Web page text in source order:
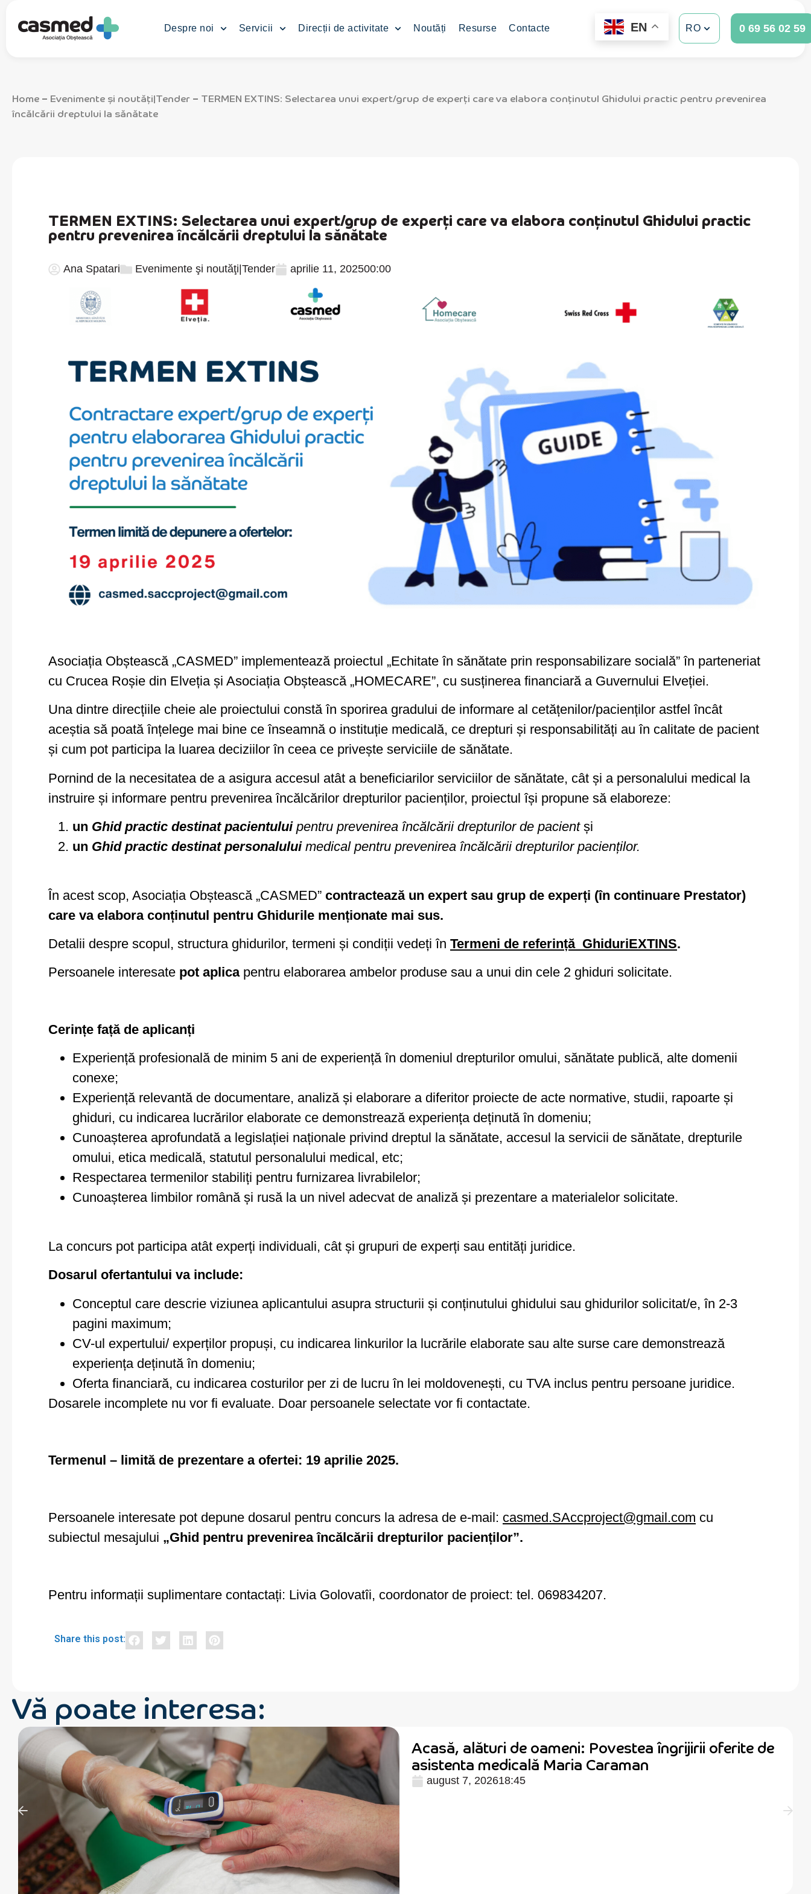
Despre noi Servicii Direcții de activitate Noutăți Resurse Contacte EN RO 0 69 56 02 59
Home – Evenimente şi noutăţi|Tender – TERMEN EXTINS: Selectarea unui expert/grup de experți care va elabora conținutul Ghidului practic pentru prevenirea
încălcării dreptului la sănătate
TERMEN EXTINS: Selectarea unui expert/grup de experți care va elabora conținutul Ghidului practic
pentru prevenirea încălcării dreptului la sănătate
Ana Spatari Evenimente şi noutăţi|Tender aprilie 11, 202500:00
Asociația Obștească „CASMED” implementează proiectul „Echitate în sănătate prin responsabilizare socială” în parteneriat
cu Crucea Roșie din Elveția și Asociația Obștească „HOMECARE”, cu susținerea financiară a Guvernului Elveției.
Una dintre direcțiile cheie ale proiectului constă în sporirea gradului de informare al cetățenilor/pacienților astfel încât
aceștia să poată înțelege mai bine ce înseamnă o instituție medicală, ce drepturi și responsabilități au în calitate de pacient
și cum pot participa la luarea deciziilor în ceea ce privește serviciile de sănătate.
Pornind de la necesitatea de a asigura accesul atât a beneficiarilor serviciilor de sănătate, cât și a personalului medical la
instruire și informare pentru prevenirea încălcărilor drepturilor pacienților, proiectul își propune să elaboreze:
un Ghid practic destinat pacientuluipentru prevenirea încălcării drepturilor de pacientși
un Ghid practic destinat personaluluimedical pentru prevenirea încălcării drepturilor pacienților.
În acest scop, Asociația Obștească „CASMED” contractează un expert sau grup de experți (în continuare Prestator)
care va elabora conținutul pentru Ghidurile menționate mai sus.
Detalii despre scopul, structura ghidurilor, termeni și condiții vedeți în Termeni de referință_GhiduriEXTINS.
Persoanele interesate pot aplicapentru elaborarea ambelor produse sau a unui din cele 2 ghiduri solicitate.
Cerințe față de aplicanți
Experiență profesională de minim 5 ani de experiență în domeniul drepturilor omului, sănătate publică, alte domenii
conexe;
Experiență relevantă de documentare, analiză și elaborare a diferitor proiecte de acte normative, studii, rapoarte și
ghiduri, cu indicarea lucrărilor elaborate ce demonstrează experiența deținută în domeniu;
Cunoașterea aprofundată a legislației naționale privind dreptul la sănătate, accesul la servicii de sănătate, drepturile
omului, etica medicală, statutul personalului medical, etc;
Respectarea termenilor stabiliți pentru furnizarea livrabilelor;
Cunoașterea limbilor română și rusă la un nivel adecvat de analiză și prezentare a materialelor solicitate.
La concurs pot participa atât experți individuali, cât și grupuri de experți sau entități juridice.
Dosarul ofertantului va include:
Conceptul care descrie viziunea aplicantului asupra structurii și conținutului ghidului sau ghidurilor solicitat/e, în 2-3
pagini maximum;
CV-ul expertului/ experților propuși, cu indicarea linkurilor la lucrările elaborate sau alte surse care demonstrează
experiența deținută în domeniu;
Oferta financiară, cu indicarea costurilor per zi de lucru în lei moldovenești, cu TVA inclus pentru persoane juridice.
Dosarele incomplete nu vor fi evaluate. Doar persoanele selectate vor fi contactate.
Termenul – limită de prezentare a ofertei: 19 aprilie 2025.
Persoanele interesate pot depune dosarul pentru concurs la adresa de e-mail: casmed.SAccproject@gmail.com cu
subiectul mesajului „Ghid pentru prevenirea încălcării drepturilor pacienților”.
Pentru informații suplimentare contactați: Livia Golovatîi, coordonator de proiect: tel. 069834207.
Share this post:
Vă poate interesa:
Acasă, alături de oameni: Povestea îngrijirii oferite de
asistenta medicală Maria Caraman
august 7, 202618:45